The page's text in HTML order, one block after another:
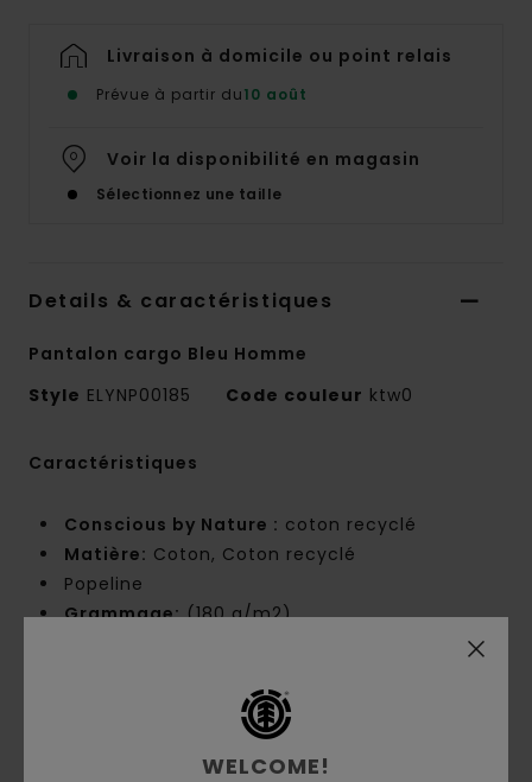
Livraison à domicile ou point relais
Prévue à partir du10 août
Voir la disponibilité en magasin
Sélectionnez une taille
Details & caractéristiques
Pantalon cargo Bleu Homme
Style ELYNP00185 Code couleur ktw0
Caractéristiques
Conscious by Nature : coton recyclé
Matière: Coton, Coton recyclé
Popeline
Grammage:(180 g/m2)
Entrejambe bas
Forme de la jambe :fuselée
76 cm / 30 in
WELCOME!